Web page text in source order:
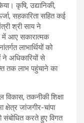
कृषि, उद्यानिकी,
सहकारिता सहित कई
श्री साय ने
में आए सकारात्मक
लाभार्थियों को
ने अधिकारियों से
तक लाभ पहुंचाने का
विकास, तकनीकी शिक्षा
जांजगीर-चांपा
करते हुए विगत